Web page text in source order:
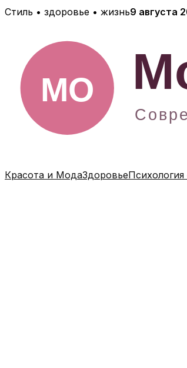
Перейти
содержимому
Стиль • здоровье • жизнь9 августа
Красота и МодаЗдоровье